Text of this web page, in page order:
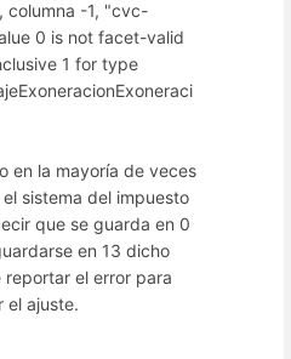
columna -1, "cvc-
0 is not facet-valid
1 for type
en la mayoría de veces
sistema del impuesto
que se guarda en 0
en 13 dicho
el error para
el ajuste.